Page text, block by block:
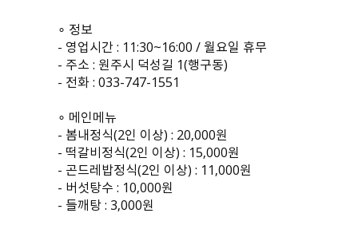
∘ 정보
- 영업시간 : 11:30~16:00 / 월요일 휴무
- 주소 : 원주시 덕성길 1(행구동)
- 전화 : 033-747-1551
∘ 메인메뉴
- 봄내정식(2인 이상) : 20,000원
- 떡갈비정식(2인 이상) : 15,000원
- 곤드레밥정식(2인 이상) : 11,000원
- 버섯탕수 : 10,000원
- 들깨탕 : 3,000원